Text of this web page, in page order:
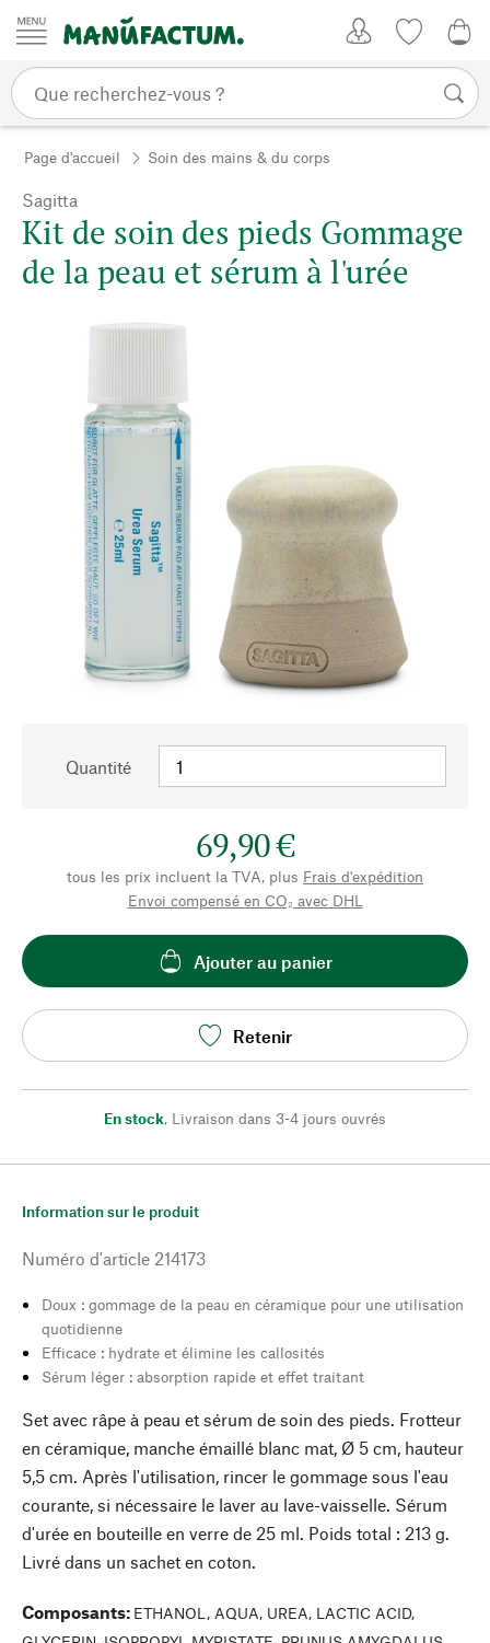
Passer au contenu
Page d'accueil Soin des mains & du corps
Sagitta
Kit de soin des pieds Gommage
de la peau et sérum à l'urée
Quantité
69,90 €
tous les prix incluent la TVA, plus Frais d'expédition
Envoi compensé en CO₂ avec DHL
Ajouter au panier
Retenir
En stock, Livraison dans 3-4 jours ouvrés
Information sur le produit
Numéro d'article 214173
Doux : gommage de la peau en céramique pour une utilisation
quotidienne
Efficace : hydrate et élimine les callosités
Sérum léger : absorption rapide et effet traitant
Set avec râpe à peau et sérum de soin des pieds. Frotteur
en céramique, manche émaillé blanc mat, Ø 5 cm, hauteur
5,5 cm. Après l'utilisation, rincer le gommage sous l'eau
courante, si nécessaire le laver au lave-vaisselle. Sérum
d'urée en bouteille en verre de 25 ml. Poids total : 213 g.
Livré dans un sachet en coton.
Composants: ETHANOL, AQUA, UREA, LACTIC ACID,